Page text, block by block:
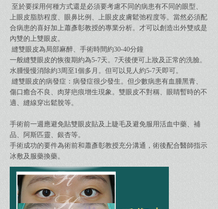
至於要採用何種方式還是必須要考慮不同的病患有不同的眼型、
上眼皮脂肪程度、眼鼻比例、上眼皮皮膚鬆弛程度等。當然必須配
合病患的喜好加上蕭彥彰教授的專業分析。才可以創造出外雙或是
內雙的上雙眼皮。
縫雙眼皮為局部麻醉、手術時間約30-40分鐘
一般縫雙眼皮的恢復期約為5-7天。7天後便可上妝及正常的洗臉。
水腫慢慢消除約3周至1個多月。但可以見人約5-7天即可。
縫雙眼皮的病發症：病發症很少發生。但少數病患有血腫黑青、
傷口癒合不良、肉芽疤痕增生現象。雙眼皮不對稱、眼睛暫時的不
適、縫線穿出鬆脫等。
手術前一週應避免貼雙眼皮貼及上睫毛及避免服用活血中藥、補
品、阿斯匹靈、銀杏等。
手術成功的要件為術前和蕭彥彰教授充分溝通，術後配合醫師指示
冰敷及服藥換藥。